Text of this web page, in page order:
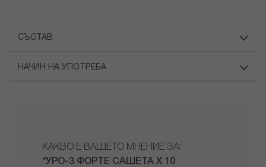
СЪСТАВ
НАЧИН НА УПОТРЕБА
КАКВО Е ВАШЕТО МНЕНИЕ ЗА:
*УРО-3 ФОРТЕ САШЕТА Х 10